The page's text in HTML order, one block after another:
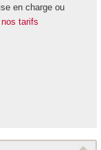
en charge ou
tarifs